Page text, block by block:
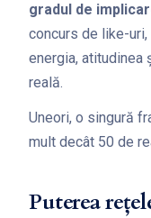
gradul de
concurs de like-
energia, atitudinea
reală.
Uneori, o singură
mult decât 50 de
Puterea